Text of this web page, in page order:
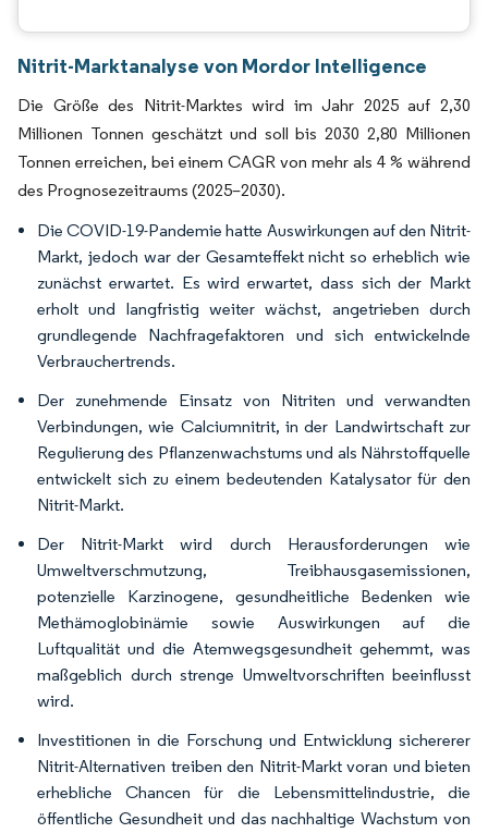
Nitrit-Marktanalyse von Mordor Intelligence
Die Größe des Nitrit-Marktes wird im Jahr 2025 auf 2,30
Millionen Tonnen geschätzt und soll bis 2030 2,80 Millionen
Tonnen erreichen, bei einem CAGR von mehr als 4 % während
des Prognosezeitraums (2025–2030).
Die COVID-19-Pandemie hatte Auswirkungen auf den Nitrit-
Markt, jedoch war der Gesamteffekt nicht so erheblich wie
zunächst erwartet. Es wird erwartet, dass sich der Markt
erholt und langfristig weiter wächst, angetrieben durch
grundlegende Nachfragefaktoren und sich entwickelnde
Verbrauchertrends.
Der zunehmende Einsatz von Nitriten und verwandten
Verbindungen, wie Calciumnitrit, in der Landwirtschaft zur
Regulierung des Pflanzenwachstums und als Nährstoffquelle
entwickelt sich zu einem bedeutenden Katalysator für den
Nitrit-Markt.
Der Nitrit-Markt wird durch Herausforderungen wie
Umweltverschmutzung, Treibhausgasemissionen,
potenzielle Karzinogene, gesundheitliche Bedenken wie
Methämoglobinämie sowie Auswirkungen auf die
Luftqualität und die Atemwegsgesundheit gehemmt, was
maßgeblich durch strenge Umweltvorschriften beeinflusst
wird.
Investitionen in die Forschung und Entwicklung sichererer
Nitrit-Alternativen treiben den Nitrit-Markt voran und bieten
erhebliche Chancen für die Lebensmittelindustrie, die
öffentliche Gesundheit und das nachhaltige Wachstum von